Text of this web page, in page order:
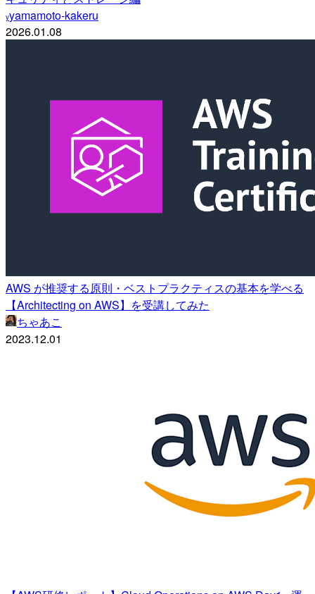
yyamamoto-kakeru
2026.01.08
AWS が推奨する原則・ベストプラクティスの基本を学べる
【Architecting on AWS】を受講してみた
ちゃあこ
2023.12.01